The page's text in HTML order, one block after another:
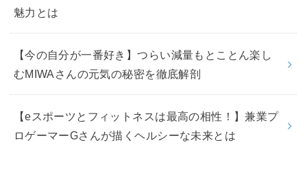
魅力とは
【今の自分が一番好き】つらい減量もとことん楽し
むMIWAさんの元気の秘密を徹底解剖
【eスポーツとフィットネスは最高の相性！】兼業プ
ロゲーマーGさんが描くヘルシーな未来とは